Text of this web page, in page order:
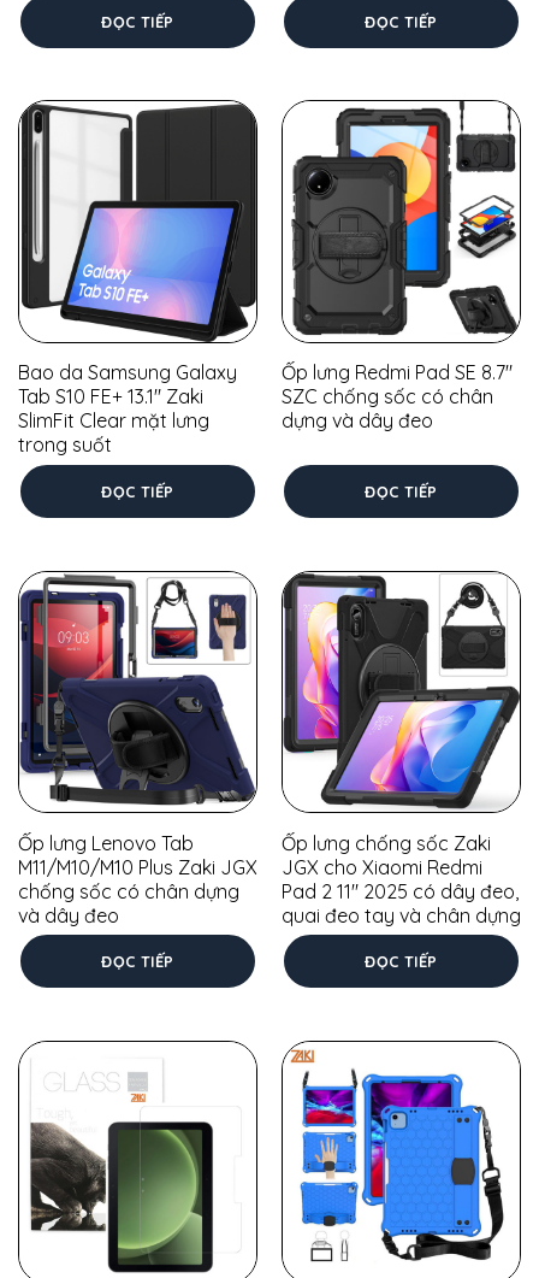
ĐỌC TIẾP ĐỌC TIẾP
Bao da Samsung Galaxy
Tab S10 FE+ 13.1″ Zaki
SlimFit Clear mặt lưng
trong suốt
ĐỌC TIẾP
Ốp lưng Redmi Pad SE 8.7″
SZC chống sốc có chân
dựng và dây đeo
ĐỌC TIẾP
Ốp lưng Lenovo Tab
M11/M10/M10 Plus Zaki JGX
chống sốc có chân dựng
và dây đeo
ĐỌC TIẾP
Ốp lưng chống sốc Zaki
JGX cho Xiaomi Redmi
Pad 2 11″ 2025 có dây đeo,
quai đeo tay và chân dựng
ĐỌC TIẾP